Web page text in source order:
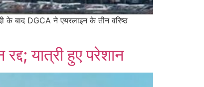
के बाद DGCA ने एयरलाइन के तीन वरिष्ठ
यात्री हुए परेशान